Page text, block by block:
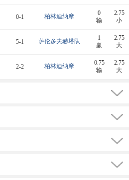
0-1 柏林迪纳摩
0
输
2.75
小
5-1 萨伦多夫赫塔队
1
赢
2.75
大
2-2 柏林迪纳摩
0.75
输
2.75
大